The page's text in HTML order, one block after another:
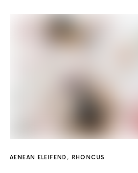
AENEAN ELEIFEND RHONCUS